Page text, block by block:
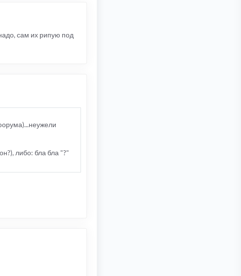
сам их рипую под
либо: бла бла "?"